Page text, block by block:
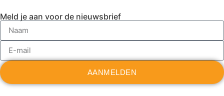
Meld je aan voor de nieuwsbrief
AANMELDEN